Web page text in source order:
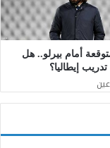
أمام بيرلو.. هل
إيطاليا؟